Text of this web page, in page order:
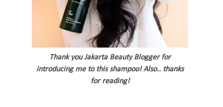
Thank you Jakarta Beauty Blogger for
introducing me to this shampoo! Also.. thanks
for reading!